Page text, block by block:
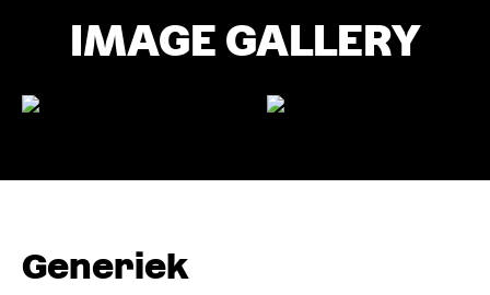
IMAGE GALLERY
Generiek